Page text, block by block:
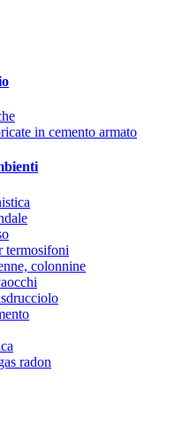
in cemento armato
termosifoni
colonnine
radon